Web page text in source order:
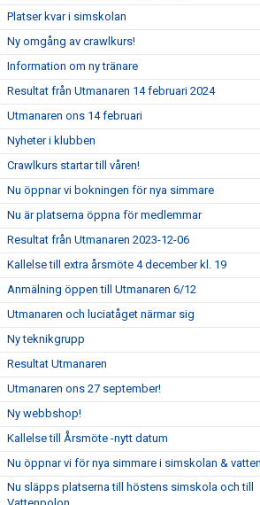
Platser kvar i simskolan
Ny omgång av crawlkurs!
Information om ny tränare
Resultat från Utmanaren 14 februari 2024
Utmanaren ons 14 februari
Nyheter i klubben
Crawlkurs startar till våren!
Nu öppnar vi bokningen för nya simmare
Nu är platserna öppna för medlemmar
Resultat från Utmanaren 2023-12-06
Kallelse till extra årsmöte 4 december kl. 19
Anmälning öppen till Utmanaren 6/12
Utmanaren och luciatåget närmar sig
Ny teknikgrupp
Resultat Utmanaren
Utmanaren ons 27 september!
Ny webbshop!
Kallelse till Årsmöte -nytt datum
Nu öppnar vi för nya simmare i simskolan &
Nu släpps platserna till höstens simskola och till